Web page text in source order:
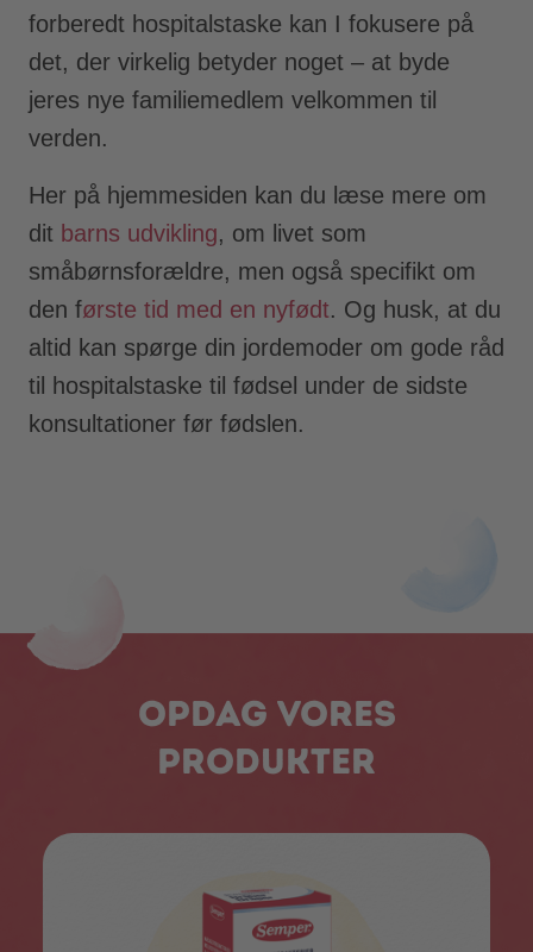
forberedt hospitalstaske kan I fokusere på
det, der virkelig betyder noget – at byde
jeres nye familiemedlem velkommen til
verden.
Her på hjemmesiden kan du læse mere om
dit barns udvikling, om livet som
småbørnsforældre, men også specifikt om
den første tid med en nyfødt. Og husk, at du
altid kan spørge din jordemoder om gode råd
til hospitalstaske til fødsel under de sidste
konsultationer før fødslen.
Opdag vores
produkter